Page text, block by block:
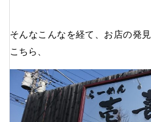
そんなこんなを経て、お店の発
こちら、